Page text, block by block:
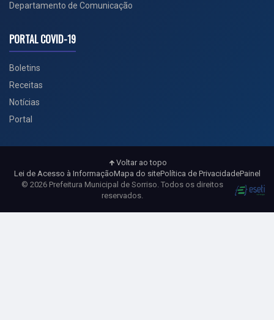
Departamento de Comunicação
PORTAL COVID-19
Boletins
Receitas
Notícias
Portal
Voltar ao topo
Lei de Acesso à InformaçãoMapa do sitePolítica de PrivacidadePainel
© 2026 Prefeitura Municipal de Sorriso. Todos os direitos
reservados.